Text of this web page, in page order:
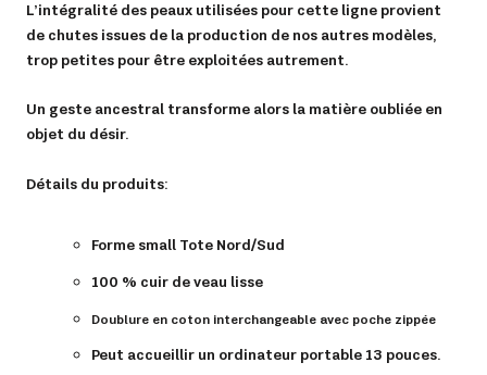
L’intégralité des peaux utilisées pour cette ligne provient
de chutes issues de la production de nos autres modèles,
trop petites pour être exploitées autrement.
Un geste ancestral transforme alors la matière oubliée en
objet du désir.
Détails du produits:
Forme small Tote Nord/Sud
100 % cuir de veau lisse
Doublure en coton interchangeable avec poche zippée
Peut accueillir un ordinateur portable 13 pouces.